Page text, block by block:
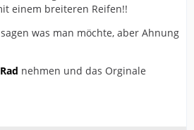
einem breiteren Reifen!!
was man möchte, aber Ahnung
Rad nehmen und das Orginale